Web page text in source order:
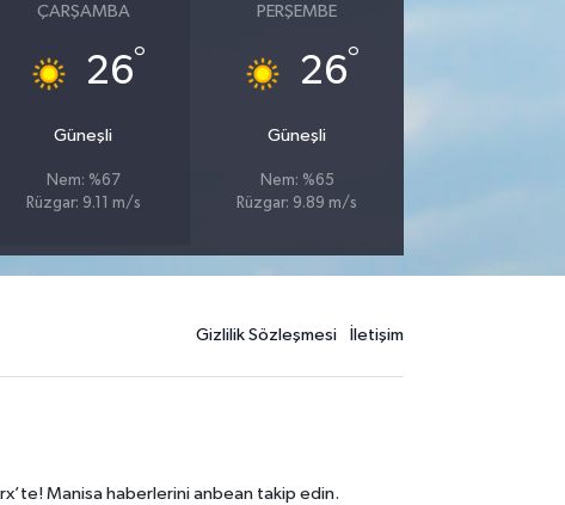
ÇARŞAMBA
26°
Güneşli
Nem: %67
Rüzgar: 9.11 m/s
PERŞEMBE
26°
Güneşli
Nem: %65
Rüzgar: 9.89 m/s
Gizlilik Sözleşmesi İletişim
Manisa haberlerini anbean takip edin.